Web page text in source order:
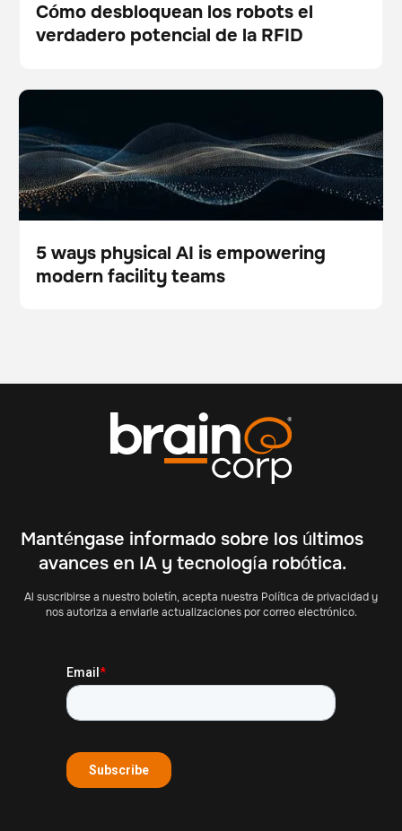
Blog
Cómo desbloquean los robots el
verdadero potencial de la RFID
5 ways physical AI is empowering modern facility
teams
Escáner
Cuidado del suelo
Blog
5 ways physical AI is empowering
modern facility teams
Manténgase informado sobre los últimos
avances en IA y tecnología robótica.
Al suscribirse a nuestro boletín, acepta nuestra Política de privacidad y
nos autoriza a enviarle actualizaciones por correo electrónico.